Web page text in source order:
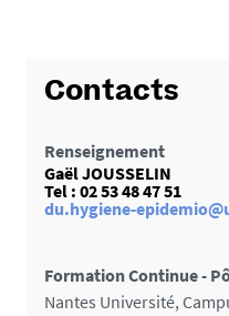
Contacts
Renseignement
Gaël JOUSSELIN
Tel : 02 53 48 47 51
du.hygiene-
Formation Continue -
Nantes Université,